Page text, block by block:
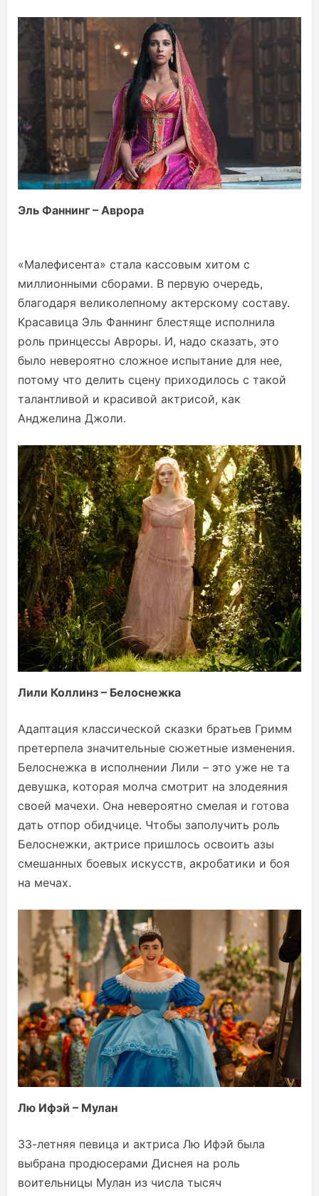
Эль Фаннинг – Аврора
«Малефисента» стала кассовым хитом с
миллионными сборами. В первую очередь,
благодаря великолепному актерскому составу.
Красавица Эль Фаннинг блестяще исполнила
роль принцессы Авроры. И, надо сказать, это
было невероятно сложное испытание для нее,
потому что делить сцену приходилось с такой
талантливой и красивой актрисой, как
Анджелина Джоли.
Лили Коллинз – Белоснежка
Адаптация классической сказки братьев Гримм
претерпела значительные сюжетные изменения.
Белоснежка в исполнении Лили – это уже не та
девушка, которая молча смотрит на злодеяния
своей мачехи. Она невероятно смелая и готова
дать отпор обидчице. Чтобы заполучить роль
Белоснежки, актрисе пришлось освоить азы
смешанных боевых искусств, акробатики и боя
на мечах.
Лю Ифэй – Мулан
33-летняя певица и актриса Лю Ифэй была
выбрана продюсерами Диснея на роль
воительницы Мулан из числа тысяч